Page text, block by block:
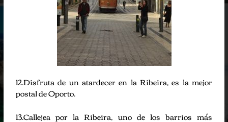
12.Disfruta de un atardecer en la Ribeira, es la mejor
postal de Oporto.
13.Callejea por la Ribeira, uno de los barrios más